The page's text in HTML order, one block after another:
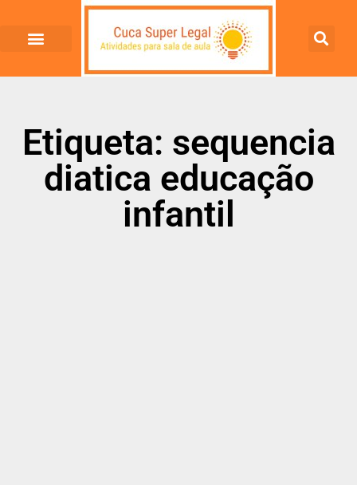
Etiqueta: sequencia
diatica educação
infantil